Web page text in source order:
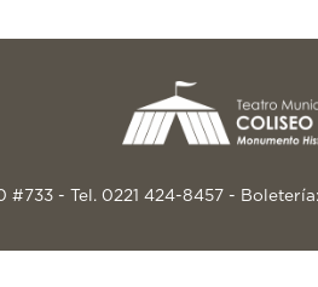
#733 - Tel. 0221 424-8457 -